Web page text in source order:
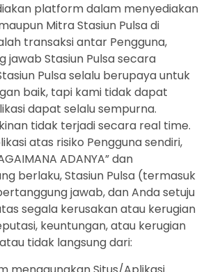
platform dalam menyediakan
Mitra Stasiun Pulsa di
transaksi antar Pengguna,
Stasiun Pulsa secara
Pulsa selalu berupaya untuk
baik, tapi kami tidak dapat
dapat selalu sempurna.
tidak terjadi secara real time.
atas risiko Pengguna sendiri,
ADANYA” dan
berlaku, Stasiun Pulsa (termasuk
jawab, dan Anda setuju
segala kerusakan atau kerugian
keuntungan, atau kerugian
tidak langsung dari: